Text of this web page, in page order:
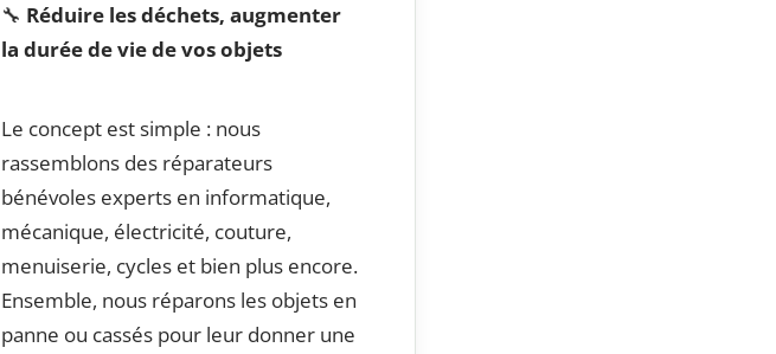
🔧 Réduire les déchets, augmenter
la durée de vie de vos objets
Le concept est simple : nous
rassemblons des réparateurs
bénévoles experts en informatique,
mécanique, électricité, couture,
menuiserie, cycles et bien plus encore.
Ensemble, nous réparons les objets en
panne ou cassés pour leur donner une